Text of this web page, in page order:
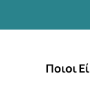
Ποιοι